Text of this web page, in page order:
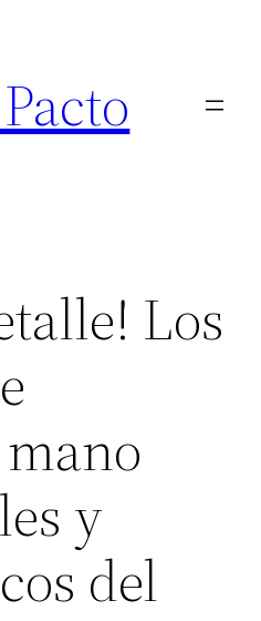
Los
y
del